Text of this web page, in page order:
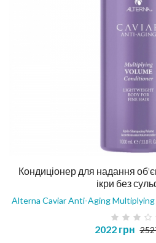
Кондиціонер для надання
ікри без
Alterna Caviar Anti-Aging
2022 грн